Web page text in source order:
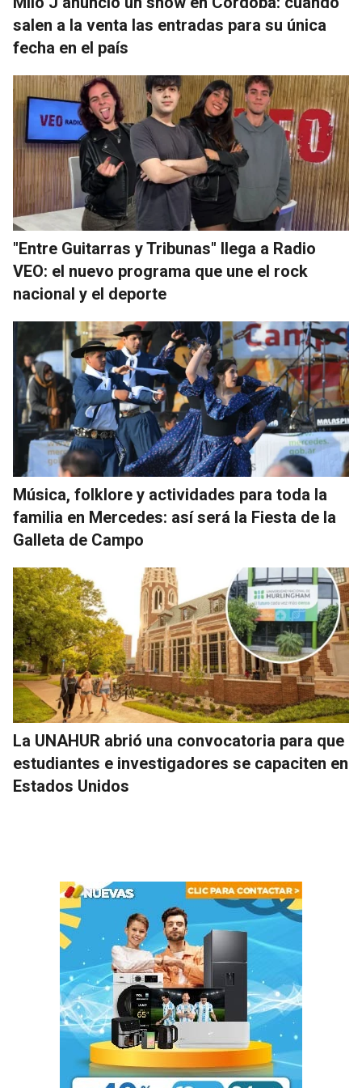
salen a la venta las entradas para su única
fecha en el país
"Entre Guitarras y Tribunas" llega a Radio
VEO: el nuevo programa que une el rock
nacional y el deporte
Música, folklore y actividades para toda la
familia en Mercedes: así será la Fiesta de la
Galleta de Campo
La UNAHUR abrió una convocatoria para que
estudiantes e investigadores se capaciten en
Estados Unidos